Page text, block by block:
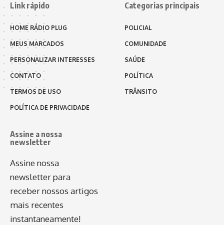
Link rápido
HOME RÁDIO PLUG
MEUS MARCADOS
PERSONALIZAR INTERESSES
CONTATO
TERMOS DE USO
POLÍTICA DE PRIVACIDADE
Categorias principais
POLICIAL
COMUNIDADE
SAÚDE
POLÍTICA
TRÂNSITO
Assine a nossa
newsletter
Assine nossa
newsletter para
receber nossos artigos
mais recentes
instantaneamente!